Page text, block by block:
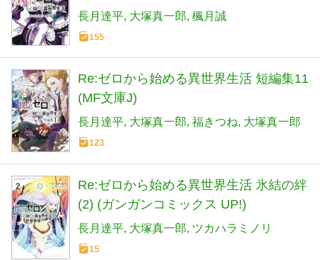
ックス)
長月達平 大塚真一郎 楓月誠
155
Re:ゼロから始める異世界生活 短編集11
(MF文庫J)
長月達平 大塚真一郎 福きつね 大塚真一郎
123
Re:ゼロから始める異世界生活 氷結の絆
(2) (ガンガンコミックス UP!)
長月達平 大塚真一郎 ツカハラミノリ
15